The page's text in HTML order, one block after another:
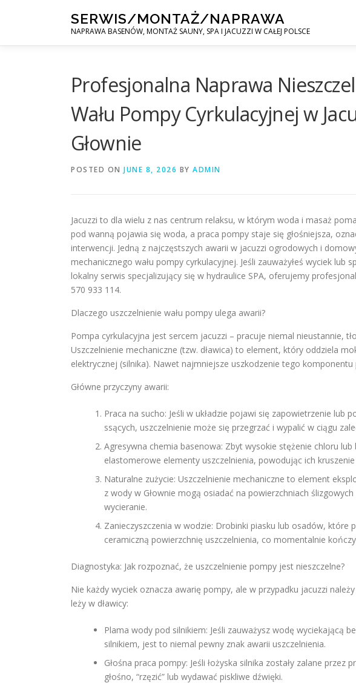
SERWIS/MONTAŻ/NAPRAWA
NAPRAWA BASENÓW, MONTAŻ SAUNY, SPA I JACUZZI W CAŁEJ POLSCE
Profesjonalna Naprawa
Wału Pompy Cyrkulacyjnej w
Głownie
POSTED ON JUNE 8, 2026 BY ADMIN
Jacuzzi to dla wielu z nas centrum relaksu, w którym woda i masaż
pod wanną pojawia się woda, a praca pompy staje się głośniejsza,
interwencji. Jedną z najczęstszych awarii w jacuzzi ogrodowych i
mechanicznego wału pompy cyrkulacyjnej. Jeśli zauważyłeś wyciek lub
lokalny serwis specjalizujący się w hydraulice SPA, oferujemy
570 933 114.
Dlaczego uszczelnienie wału pompy ulega awarii?
Pompa cyrkulacyjna jest sercem jacuzzi – pracuje niemal nieustannie,
Uszczelnienie mechaniczne (tzw. dławica) to element, który oddziela
elektrycznej (silnika). Nawet najmniejsze uszkodzenie tego
Główne przyczyny awarii:
Praca na sucho: Jeśli w układzie pojawi się zapowietrzenie lub
ssących, uszczelnienie może się przegrzać i wypalić w ciągu
Agresywna chemia basenowa: Zbyt wysokie stężenie chloru
elastomerowe elementy uszczelnienia, powodując ich
Naturalne zużycie: Uszczelnienie mechaniczne to element
z wody w Głownie mogą osiadać na powierzchniach
wycieranie.
Zanieczyszczenia w wodzie: Drobinki piasku lub osadów,
ceramiczną powierzchnię uszczelnienia, co momentalnie
Diagnostyka: Jak rozpoznać, że uszczelnienie pompy jest nieszczelne?
Nie każdy wyciek oznacza awarię pompy, ale w przypadku jacuzzi
leży w dławicy:
Plama wody pod silnikiem: Jeśli zauważysz wodę wyciekającą
silnikiem, jest to niemal pewny znak awarii uszczelnienia.
Głośna praca pompy: Jeśli łożyska silnika zostały zalane
głośno, “rzęzić” lub wydawać piskliwe dźwięki.